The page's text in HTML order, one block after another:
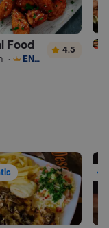
Food
· ENVÍO GRATIS
4.5